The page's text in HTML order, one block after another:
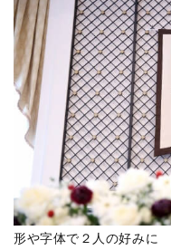
形や字体で２人の好みに